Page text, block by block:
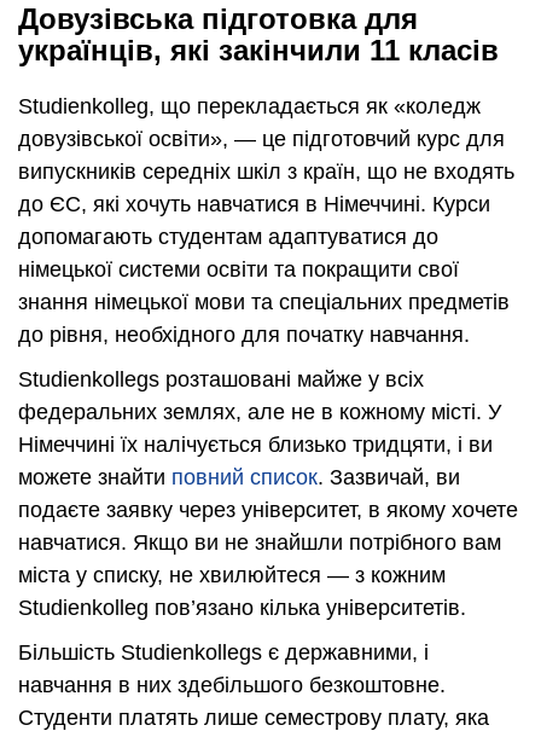
Довузівська підготовка для
українців, які закінчили 11 класів
Studienkolleg, що перекладається як «коледж
довузівської освіти», — це підготовчий курс для
випускників середніх шкіл з країн, що не входять
до ЄС, які хочуть навчатися в Німеччині. Курси
допомагають студентам адаптуватися до
німецької системи освіти та покращити свої
знання німецької мови та спеціальних предметів
до рівня, необхідного для початку навчання.
Studienkollegs розташовані майже у всіх
федеральних землях, але не в кожному місті. У
Німеччині їх налічується близько тридцяти, і ви
можете знайти повний список. Зазвичай, ви
подаєте заявку через університет, в якому хочете
навчатися. Якщо ви не знайшли потрібного вам
міста у списку, не хвилюйтеся — з кожним
Studienkolleg пов’язано кілька університетів.
Більшість Studienkollegs є державними, і
навчання в них здебільшого безкоштовне.
Студенти платять лише семестрову плату, яка